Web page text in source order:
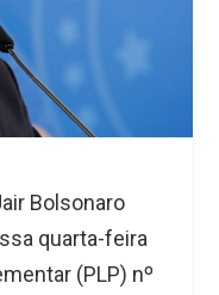
Bolsonaro
quarta-feira
(PLP) nº